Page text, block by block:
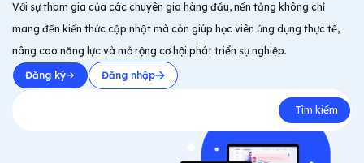
Với sự tham gia của các chuyên gia hàng đầu, nền tảng không chỉ
mang đến kiến thức cập nhật mà còn giúp học viên ứng dụng thực tế,
nâng cao năng lực và mở rộng cơ hội phát triển sự nghiệp.
Đăng ký
Đăng nhập
Tìm kiếm